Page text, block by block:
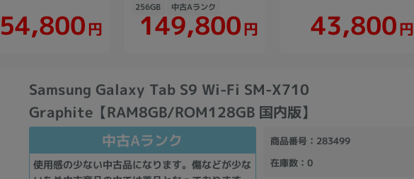
54,800円
256GB 中古Aランク
149,800円 43,800円
Samsung Galaxy Tab S9 Wi-Fi SM-X710
Graphite【RAM8GB/ROM128GB 国内版】
中古Aランク
使用感の少ない中古品になります。傷などが少な
商品番号：283499
在庫数：0